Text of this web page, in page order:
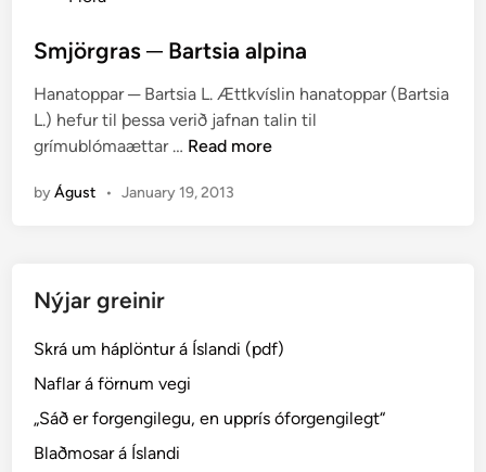
s
e
d
i
Smjörgras ─ Bartsia alpina
Hanatoppar ─ Bartsia L. Ættkvíslin hanatoppar (Bartsia
L.) hefur til þessa verið jafnan talin til
grímublómaættar … S
j
s
─
a
Read more
byÁgust • January 19, 2013
Nýjar greinir
Skrá um háplöntur á Íslandi (pdf)
Naflar á förnum vegi
„Sáð er forgengilegu, en upprís óforgengilegt“
Blaðmosar á Íslandi